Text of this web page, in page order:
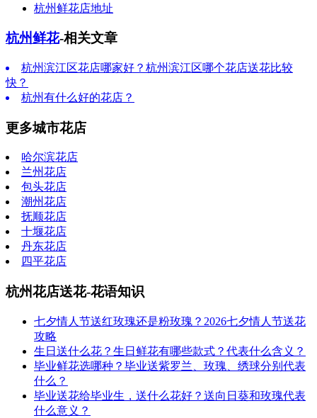
杭州鲜花店地址
杭州鲜花-相关文章
杭州滨江区花店哪家好？杭州滨江区哪个花店送花比较
快？
杭州有什么好的花店？
更多城市花店
哈尔滨花店
兰州花店
包头花店
潮州花店
抚顺花店
十堰花店
丹东花店
四平花店
杭州花店送花-花语知识
七夕情人节送红玫瑰还是粉玫瑰？2026七夕情人节送花
攻略
生日送什么花？生日鲜花有哪些款式？代表什么含义？
毕业鲜花选哪种？毕业送紫罗兰、玫瑰、绣球分别代表
什么？
毕业送花给毕业生，送什么花好？送向日葵和玫瑰代表
什么意义？